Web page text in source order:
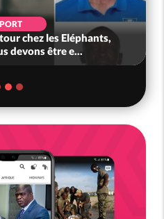
chez les Eléphants,
devons être e...